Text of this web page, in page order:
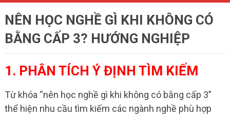
NÊN HỌC NGHỀ GÌ KHI KHÔNG CÓ
BẰNG CẤP 3? HƯỚNG NGHIỆP
1. PHÂN TÍCH Ý ĐỊNH TÌM KIẾM
Từ khóa “nên học nghề gì khi không có bằng cấp 3”
thể hiện nhu cầu tìm kiếm các ngành nghề phù hợp